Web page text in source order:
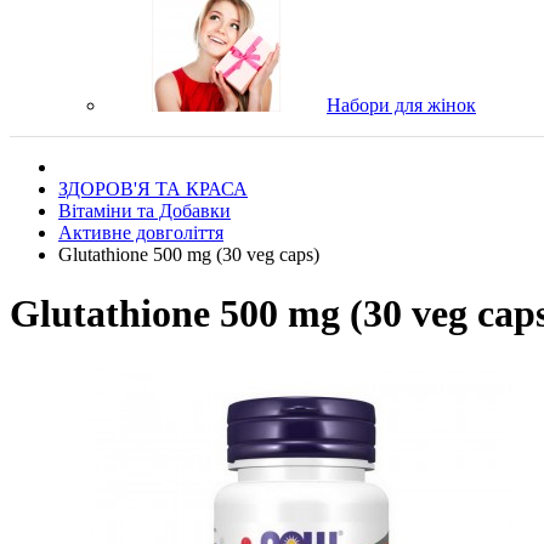
Набори для жінок
ЗДОРОВ'Я ТА КРАСА
Вітаміни та Добавки
Активне довголіття
Glutathione 500 mg (30 veg caps)
Glutathione 500 mg (30 veg